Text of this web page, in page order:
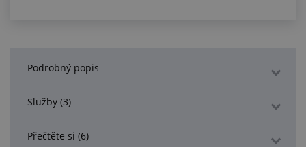
Podrobný popis
Služby (3)
Přečtěte si (6)